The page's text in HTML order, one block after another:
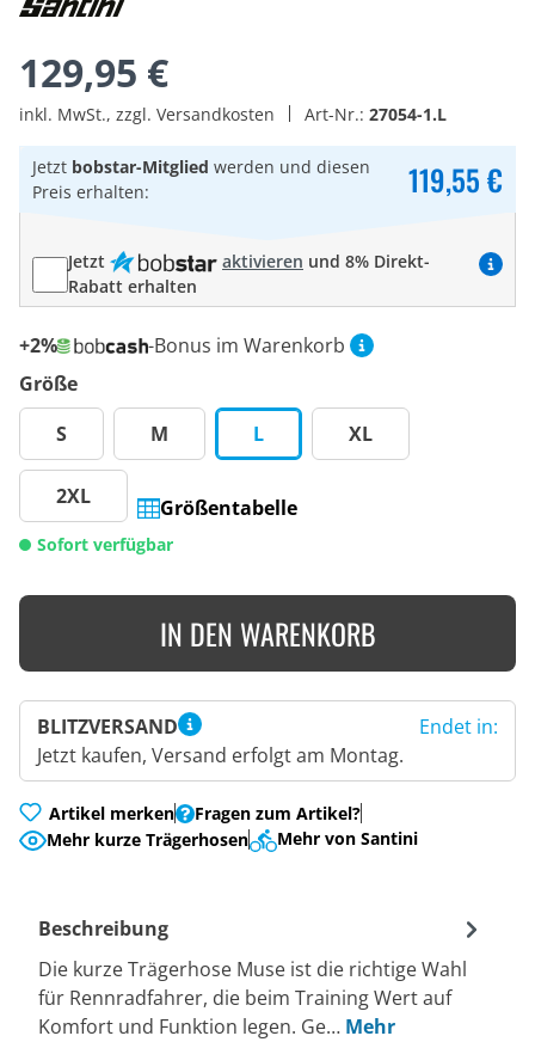
129,95 €
inkl. MwSt., zzgl. Versandkosten Art-Nr.: 27054-1.L
Jetzt bobstar-Mitglied werden und diesen
Preis erhalten:
119,55 €
Jetzt aktivieren und 8% Direkt-
Rabatt erhalten
+2%
-Bonus im Warenkorb
Größe
S
M L XL
2XL Größentabelle
Sofort verfügbar
IN DEN WARENKORB
BLITZVERSAND
Jetzt kaufen, Versand erfolgt am Montag.
Endet in:
Artikel merken
Fragen zum Artikel?
Mehr kurze Trägerhosen
Mehr von Santini
Beschreibung
Die kurze Trägerhose Muse ist die richtige Wahl
für Rennradfahrer, die beim Training Wert auf
Komfort und Funktion legen. Ge… Mehr